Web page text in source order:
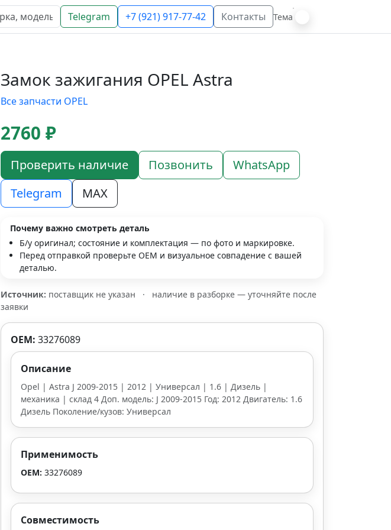
Telegram +7 (921) 917-77-42 Контакты Тема
Замок зажигания OPEL Astra
Все запчасти OPEL
2760 ₽
Проверить наличие Позвонить
WhatsApp
Telegram
MAX
Почему важно смотреть деталь
Б/у оригинал; состояние и комплектация — по фото и маркировке.
Перед отправкой проверьте OEM и визуальное совпадение с вашей
деталью.
Источник: поставщик не указан ·
наличие в разборке — уточняйте после
заявки
OEM: 33276089
Описание
Opel | Astra J 2009-2015 | 2012 | Универсал | 1.6 | Дизель |
механика | склад 4 Доп. модель: J 2009-2015 Год: 2012 Двигатель: 1.6
Дизель Поколение/кузов: Универсал
Применимость
OEM: 33276089
Совместимость